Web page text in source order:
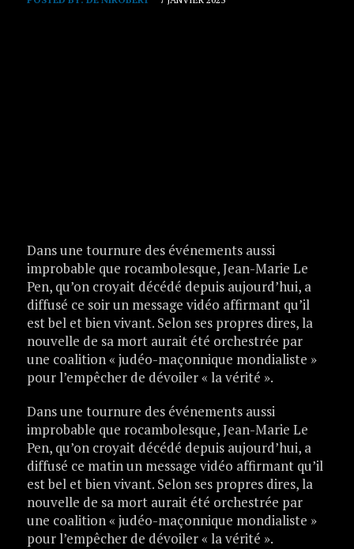
Dans une tournure des événements aussi
improbable que rocambolesque, Jean-Marie Le
Pen, qu’on croyait décédé depuis aujourd’hui, a
diffusé ce soir un message vidéo affirmant qu’il
est bel et bien vivant. Selon ses propres dires, la
nouvelle de sa mort aurait été orchestrée par
une coalition « judéo-maçonnique mondialiste »
pour l’empêcher de dévoiler « la vérité ».
Dans une tournure des événements aussi
improbable que rocambolesque, Jean-Marie Le
Pen, qu’on croyait décédé depuis aujourd’hui, a
diffusé ce matin un message vidéo affirmant qu’il
est bel et bien vivant. Selon ses propres dires, la
nouvelle de sa mort aurait été orchestrée par
une coalition « judéo-maçonnique mondialiste »
pour l’empêcher de dévoiler « la vérité ».